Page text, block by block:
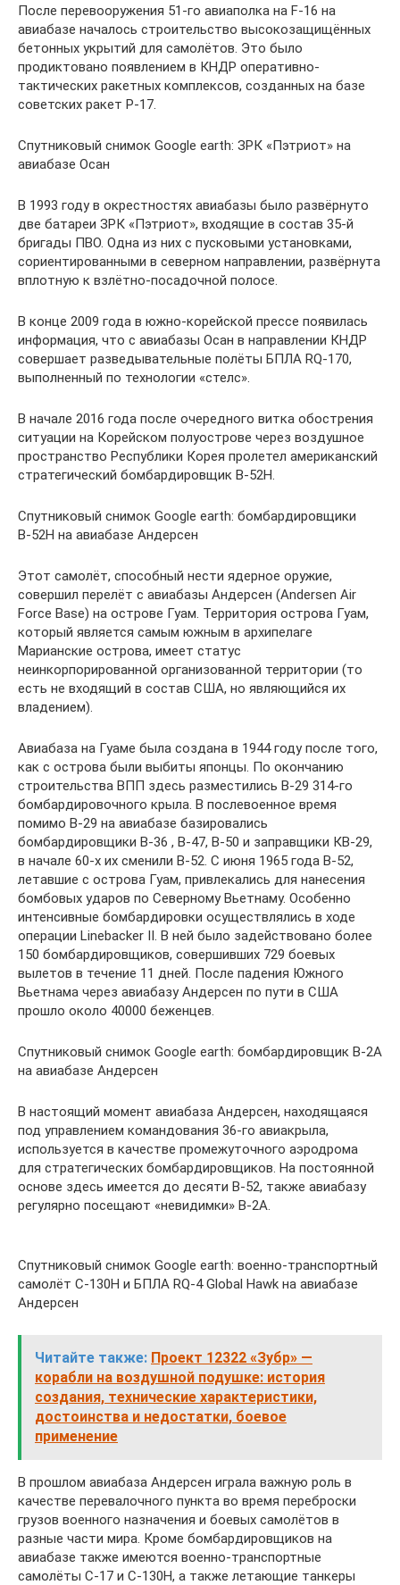
После перевооружения 51-го авиаполка на F-16 на
авиабазе началось строительство высокозащищённых
бетонных укрытий для самолётов. Это было
продиктовано появлением в КНДР оперативно-
тактических ракетных комплексов, созданных на базе
советских ракет Р-17.
Спутниковый снимок Google earth: ЗРК «Пэтриот» на
авиабазе Осан
В 1993 году в окрестностях авиабазы было развёрнуто
две батареи ЗРК «Пэтриот», входящие в состав 35-й
бригады ПВО. Одна из них с пусковыми установками,
сориентированными в северном направлении, развёрнута
вплотную к взлётно-посадочной полосе.
В конце 2009 года в южно-корейской прессе появилась
информация, что с авиабазы Осан в направлении КНДР
совершает разведывательные полёты БПЛА RQ-170,
выполненный по технологии «стелс».
В начале 2016 года после очередного витка обострения
ситуации на Корейском полуострове через воздушное
пространство Республики Корея пролетел американский
стратегический бомбардировщик В-52Н.
Спутниковый снимок Google еarth: бомбардировщики
В-52Н на авиабазе Андерсен
Этот самолёт, способный нести ядерное оружие,
совершил перелёт с авиабазы Андерсен (Andersen Air
Force Base) на острове Гуам. Территория острова Гуам,
который является самым южным в архипелаге
Марианские острова, имеет статус
неинкорпорированной организованной территории (то
есть не входящий в состав США, но являющийся их
владением).
Авиабаза на Гуаме была создана в 1944 году после того,
как с острова были выбиты японцы. По окончанию
строительства ВПП здесь разместились В-29 314-го
бомбардировочного крыла. В послевоенное время
помимо В-29 на авиабазе базировались
бомбардировщики B-36 , B-47, B-50 и заправщики КВ-29,
в начале 60-х их сменили В-52. С июня 1965 года В-52,
летавшие с острова Гуам, привлекались для нанесения
бомбовых ударов по Северному Вьетнаму. Особенно
интенсивные бомбардировки осуществлялись в ходе
операции Linebacker II. В ней было задействовано более
150 бомбардировщиков, совершивших 729 боевых
вылетов в течение 11 дней. После падения Южного
Вьетнама через авиабазу Андерсен по пути в США
прошло около 40000 беженцев.
Спутниковый снимок Google earth: бомбардировщик В-2А
на авиабазе Андерсен
В настоящий момент авиабаза Андерсен, находящаяся
под управлением командования 36-го авиакрыла,
используется в качестве промежуточного аэродрома
для стратегических бомбардировщиков. На постоянной
основе здесь имеется до десяти В-52, также авиабазу
регулярно посещают «невидимки» В-2А.
Спутниковый снимок Google earth: военно-транспортный
самолёт С-130Н и БПЛА RQ-4 Global Hawk на авиабазе
Андерсен
Читайте также: Проект 12322 «Зубр» —
корабли на воздушной подушке: история
создания, технические характеристики,
достоинства и недостатки, боевое
применение
В прошлом авиабаза Андерсен играла важную роль в
качестве перевалочного пункта во время переброски
грузов военного назначения и боевых самолётов в
разные части мира. Кроме бомбардировщиков на
авиабазе также имеются военно-транспортные
самолёты С-17 и С-130Н, а также летающие танкеры